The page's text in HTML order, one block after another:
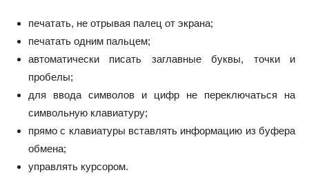
печатать, не отрывая палец от экрана;
печатать одним пальцем;
автоматически писать заглавные буквы, точки и
пробелы;
для ввода символов и цифр не переключаться на
символьную клавиатуру;
прямо с клавиатуры вставлять информацию из буфера
обмена;
управлять курсором.